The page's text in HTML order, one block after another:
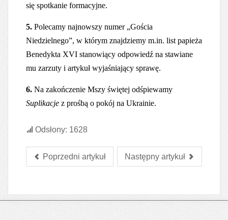
się spotkanie formacyjne.
5. Polecamy najnowszy numer „Gościa
Niedzielnego”, w którym znajdziemy m.in. list papieża
Benedykta XVI stanowiący odpowiedź na stawiane
mu zarzuty i artykuł wyjaśniający sprawę.
6. Na zakończenie Mszy świętej odśpiewamy
Suplikacje z prośbą o pokój na Ukrainie.
Odsłony: 1628
Poprzedni artykuł Następny artykuł